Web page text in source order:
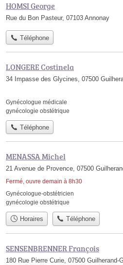
HOMSI George
Rue du Bon Pasteur, 07103 Annonay
Téléphone
LONGERE Costinela
34 Impasse des Glycines, 07500
Gynécologue médicale
gynécologie obstétrique
Téléphone
MENASSA Michel
21 Avenue de Provence, 07500
Fermé, ouvre demain à 8h30
Gynécologue-obstétricien
gynécologie obstétrique
Horaires Téléphone
SENSENBRENNER François
180 Rue Pierre Curie, 07500 Guilherand-